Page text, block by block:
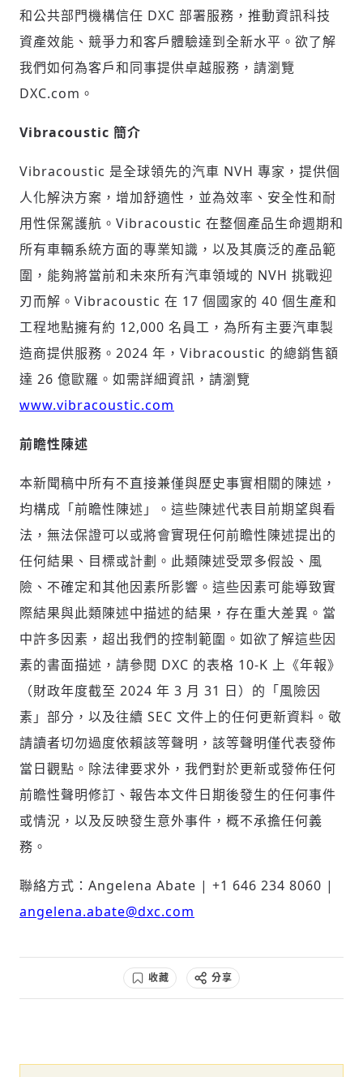
和公共部門機構信任 DXC 部署服務，推動資訊科技
資產效能、競爭力和客戶體驗達到全新水平。欲了解
我們如何為客戶和同事提供卓越服務，請瀏覽
DXC.com。
Vibracoustic 簡介
Vibracoustic 是全球領先的汽車 NVH 專家，提供個
人化解決方案，增加舒適性，並為效率、安全性和耐
用性保駕護航。Vibracoustic 在整個產品生命週期和
所有車輛系統方面的專業知識，以及其廣泛的產品範
圍，能夠將當前和未來所有汽車領域的 NVH 挑戰迎
刃而解。Vibracoustic 在 17 個國家的 40 個生產和
工程地點擁有約 12,000 名員工，為所有主要汽車製
造商提供服務。2024 年，Vibracoustic 的總銷售額
達 26 億歐羅。如需詳細資訊，請瀏覽
www.vibracoustic.com
前瞻性陳述
本新聞稿中所有不直接兼僅與歷史事實相關的陳述，
均構成「前瞻性陳述」。這些陳述代表目前期望與看
法，無法保證可以或將會實現任何前瞻性陳述提出的
任何結果、目標或計劃。此類陳述受眾多假設、風
險、不確定和其他因素所影響。這些因素可能導致實
際結果與此類陳述中描述的結果，存在重大差異。當
中許多因素，超出我們的控制範圍。如欲了解這些因
素的書面描述，請參閱 DXC 的表格 10-K 上《年報》
（財政年度截至 2024 年 3 月 31 日）的「風險因
素」部分，以及往續 SEC 文件上的任何更新資料。敬
請讀者切勿過度依賴該等聲明，該等聲明僅代表發佈
當日觀點。除法律要求外，我們對於更新或發佈任何
前瞻性聲明修訂、報告本文件日期後發生的任何事件
或情況，以及反映發生意外事件，概不承擔任何義
務。
聯絡方式：Angelena Abate | +1 646 234 8060 |
angelena.abate@dxc.com
收藏 分享